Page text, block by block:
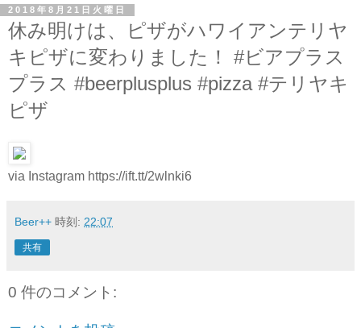
2018年8月21日火曜日
休み明けは、ピザがハワイアンテリヤ
キピザに変わりました！ #ビアプラス
プラス #beerplusplus #pizza #テリヤキ
ピザ
via Instagram https://ift.tt/2wlnki6
Beer++ 時刻: 22:07
共有
0 件のコメント: